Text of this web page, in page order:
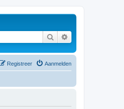
Zoek
Aanmelden
Registreer